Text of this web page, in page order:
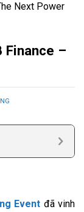
Next Power
Finance –
Event đã vinh